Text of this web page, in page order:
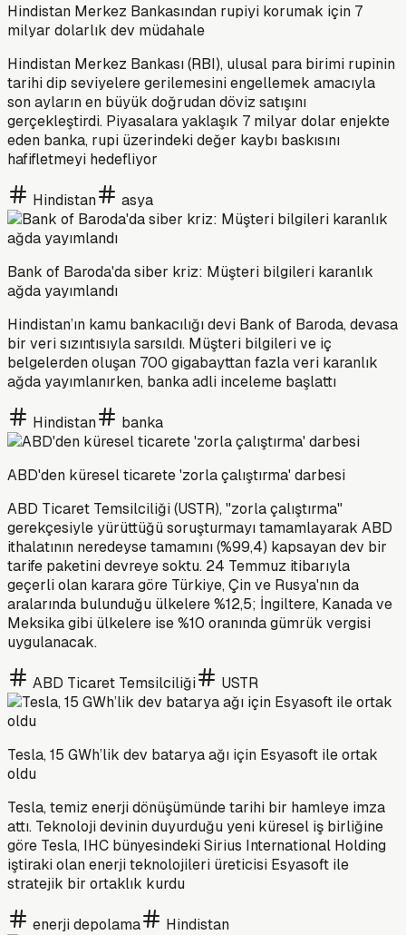
Hindistan Merkez Bankasından rupiyi korumak için 7
milyar dolarlık dev müdahale
Hindistan Merkez Bankası (RBI), ulusal para birimi rupinin
tarihi dip seviyelere gerilemesini engellemek amacıyla
son ayların en büyük doğrudan döviz satışını
gerçekleştirdi. Piyasalara yaklaşık 7 milyar dolar enjekte
eden banka, rupi üzerindeki değer kaybı baskısını
hafifletmeyi hedefliyor
Hindistan asya
Bank of Baroda'da siber kriz: Müşteri bilgileri karanlık
ağda yayımlandı
Hindistan’ın kamu bankacılığı devi Bank of Baroda, devasa
bir veri sızıntısıyla sarsıldı. Müşteri bilgileri ve iç
belgelerden oluşan 700 gigabayttan fazla veri karanlık
ağda yayımlanırken, banka adli inceleme başlattı
Hindistan banka
ABD'den küresel ticarete 'zorla çalıştırma' darbesi
ABD Ticaret Temsilciliği (USTR), "zorla çalıştırma"
gerekçesiyle yürüttüğü soruşturmayı tamamlayarak ABD
ithalatının neredeyse tamamını (%99,4) kapsayan dev bir
tarife paketini devreye soktu. 24 Temmuz itibarıyla
geçerli olan karara göre Türkiye, Çin ve Rusya'nın da
aralarında bulunduğu ülkelere %12,5; İngiltere, Kanada ve
Meksika gibi ülkelere ise %10 oranında gümrük vergisi
uygulanacak.
ABD Ticaret Temsilciliği USTR
Tesla, 15 GWh’lik dev batarya ağı için Esyasoft ile ortak
oldu
Tesla, temiz enerji dönüşümünde tarihi bir hamleye imza
attı. Teknoloji devinin duyurduğu yeni küresel iş birliğine
göre Tesla, IHC bünyesindeki Sirius International Holding
iştiraki olan enerji teknolojileri üreticisi Esyasoft ile
stratejik bir ortaklık kurdu
enerji depolama Hindistan